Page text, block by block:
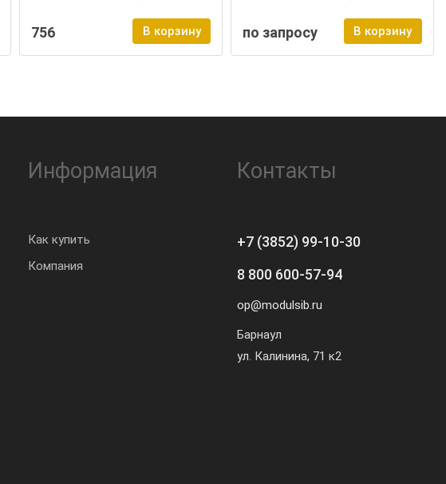
756 В корзину по запросу В корзину
Информация
Как купить
Компания
Контакты
+7 (3852) 99-10-30
8 800 600-57-94
op@modulsib.ru
Барнаул
ул. Калинина, 71 к2